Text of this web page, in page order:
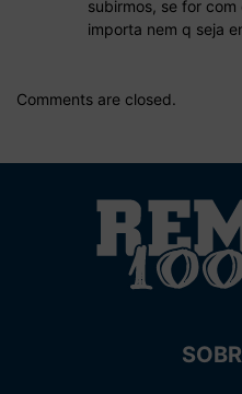
subirmos, se for
importa nem q seja
Comments are closed.